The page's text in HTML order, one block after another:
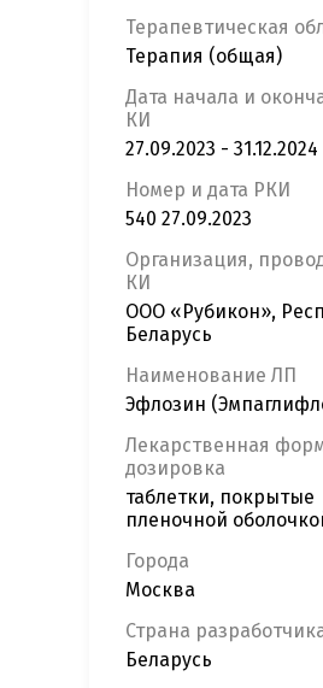
Терапевтическая
Терапия (общая)
Дата начала и
КИ
27.09.2023 - 31.12.2024
Номер и дата РКИ
540 27.09.2023
Организация,
КИ
ООО «Рубикон»,
Беларусь
Наименование ЛП
Эфлозин
Лекарственная
дозировка
таблетки, покрытые
пленочной
Города
Москва
Страна
Беларусь